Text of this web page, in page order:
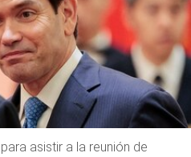
asistir a la reunión de